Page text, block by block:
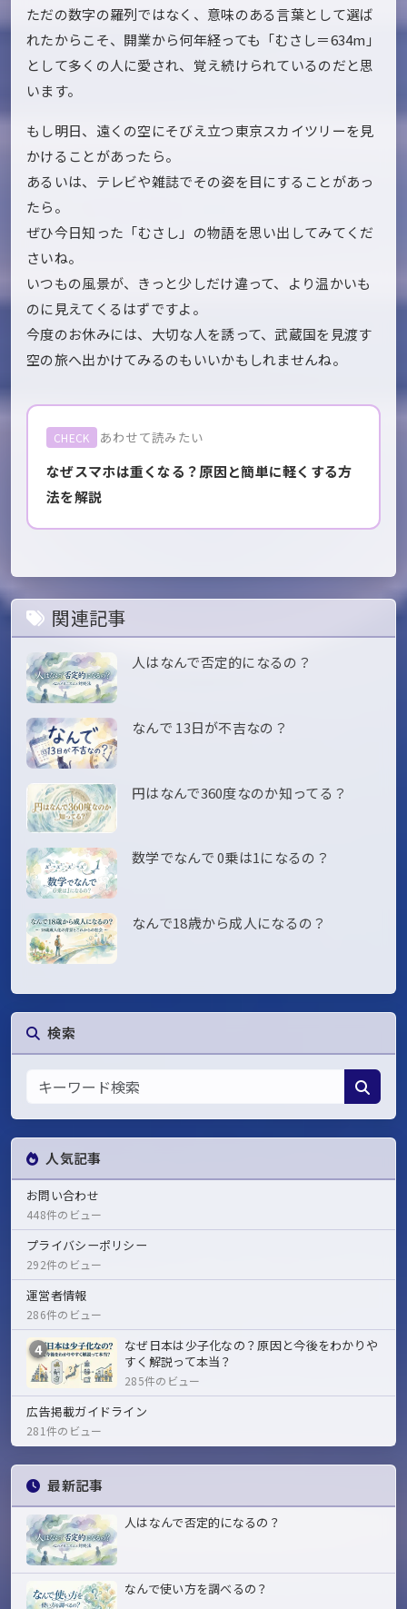
ただの数字の羅列ではなく、意味のある言葉として選ば
れたからこそ、開業から何年経っても「むさし＝634m」
として多くの人に愛され、覚え続けられているのだと思
います。
もし明日、遠くの空にそびえ立つ東京スカイツリーを見
かけることがあったら。
あるいは、テレビや雑誌でその姿を目にすることがあっ
たら。
ぜひ今日知った「むさし」の物語を思い出してみてくだ
さいね。
いつもの風景が、きっと少しだけ違って、より温かいも
のに見えてくるはずですよ。
今度のお休みには、大切な人を誘って、武蔵国を見渡す
空の旅へ出かけてみるのもいいかもしれませんね。
CHECK あわせて読みたい
なぜスマホは重くなる？原因と簡単に軽くする方
法を解説
関連記事
人はなんで否定的になるの？
なんで 13日が不吉なの？
円はなんで360度なのか知ってる？
数学でなんで 0乗は1になるの？
なんで18歳から成人になるの？
検索
人気記事
お問い合わせ
448件のビュー
プライバシーポリシー
292件のビュー
運営者情報
286件のビュー
4
なぜ日本は少子化なの？原因と今後をわかりや
すく解説って本当？
285件のビュー
広告掲載ガイドライン
281件のビュー
最新記事
人はなんで否定的になるの？
なんで使い方を調べるの？